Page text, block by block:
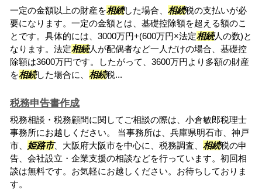
一定の金額以上の財産を相続した場合、 相続税の支払いが必
要になります。一定の金額とは、基礎控除額を超える額のこ
とです。具体的には、3000万円+(600万円×法定相続人の数)と
なります。法定相続人が配偶者など一人だけの場合、基礎控
除額は3600万円です。したがって、3600万円より多額の財産
を相続した場合に、 相続税...
税務申告書作成
税務相談・税務顧問に関してご相談の際は、小倉敏郎税理士
事務所にお越しください。 当事務所は、兵庫県明石市、神戸
市、 姫路市、大阪府大阪市を中心に、税務調査、 相続税の申
告、会社設立・企業支援の相談などを行っています。初回相
談は無料です。お気軽にお越しください。お待ちしておりま
す。